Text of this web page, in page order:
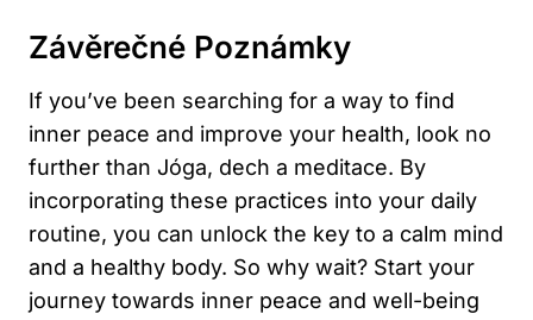
Závěrečné Poznámky
If you’ve been searching for a way to find
inner peace and improve your health, look no
further than Jóga, dech a meditace. By
incorporating these practices into your daily
routine, you can unlock the key to a calm mind
and a healthy body. So why wait? Start your
journey towards inner peace and well-being